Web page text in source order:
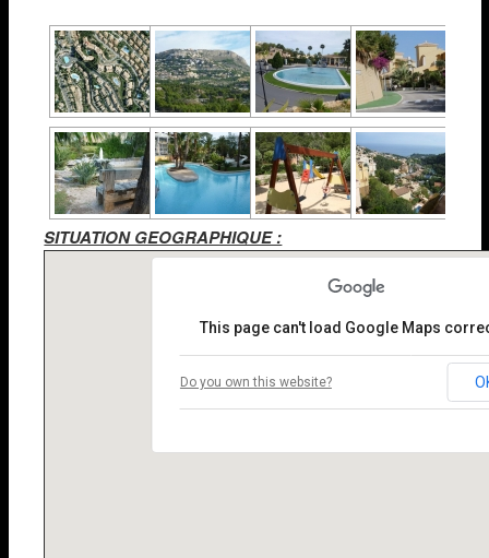
SITUATION GEOGRAPHIQUE :
This page can't load Google Maps
Do you own this website?